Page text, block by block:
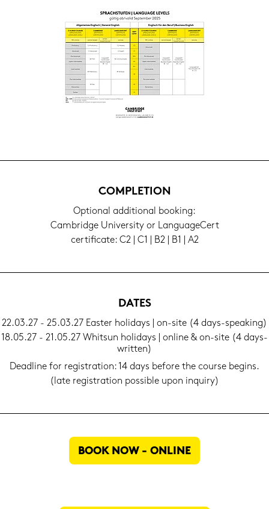
COM­PLE­TI­ON
Op­tio­nal ad­di­tio­nal boo­king:
Cam­bridge Uni­ver­si­ty or Lan­guageCert
cer­ti­fi­ca­te: C2 | C1 | B2 | B1 | A2
DATES
22.03.27 - 25.03.27 Eas­ter ho­li­days | on-​site (4 days-​speaking)
18.05.27 - 21.05.27 Whits­un ho­li­days | on­line & on-​site (4 days-​
written)
Dead­line for re­gis­tra­ti­on: 14 days be­fo­re the cour­se be­gins.
(late re­gis­tra­ti­on pos­si­ble upon in­quiry)
BOOK NOW - ON­LINE